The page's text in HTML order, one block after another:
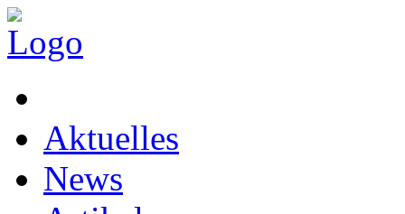
Aktuelles
News